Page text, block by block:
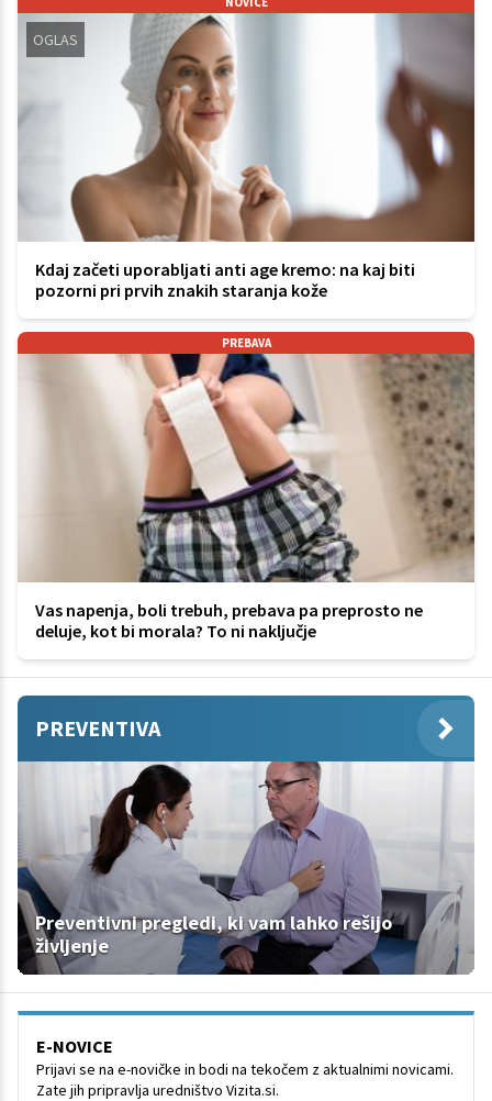
OGLAS
Kdaj začeti uporabljati anti age kremo: na kaj biti
pozorni pri prvih znakih staranja kože
PREBAVA
Vas napenja, boli trebuh, prebava pa preprosto ne
deluje, kot bi morala? To ni naključje
PREVENTIVA
Preventivni pregledi, ki vam lahko rešijo
življenje
E-NOVICE
Prijavi se na e-novičke in bodi na tekočem z aktualnimi novicami.
Zate jih pripravlja uredništvo Vizita.si.